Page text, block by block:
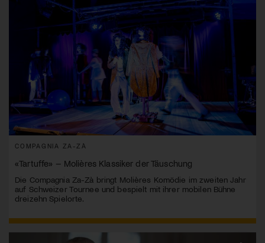
COMPAGNIA ZA-ZÀ
«Tartuffe» – Molières Klassiker der Täuschung
Die Compagnia Za-Zà bringt Molières Komödie im zweiten Jahr
auf Schweizer Tournee und bespielt mit ihrer mobilen Bühne
dreizehn Spielorte.